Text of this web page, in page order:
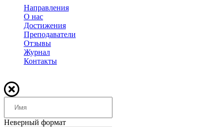
Направления
О нас
Достижения
Преподаватели
Отзывы
Журнал
Контакты
Неверный формат